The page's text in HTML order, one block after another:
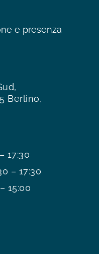
Berlino,
17:30
– 17:30
15:00
e presenza